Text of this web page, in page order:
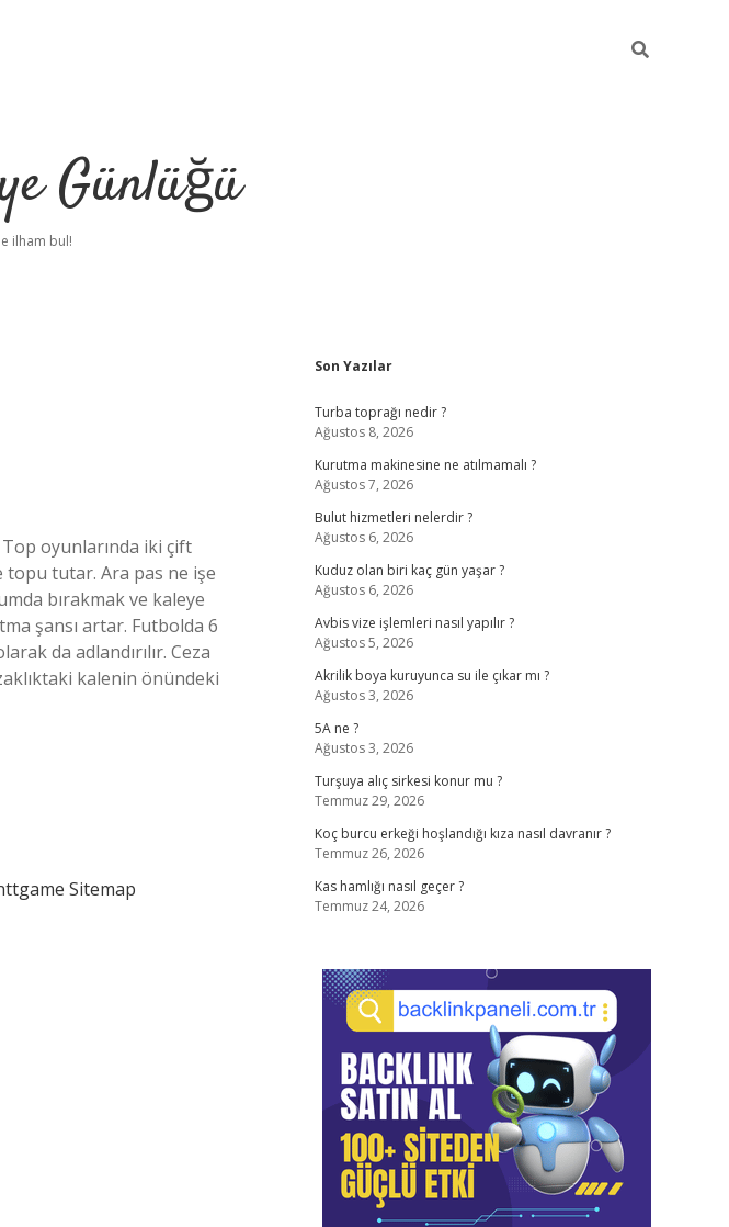
Günlüğü
ilham bul!
Top oyunlarında iki çift
topu tutar. Ara pas ne işe
bırakmak ve kaleye
şansı artar. Futbolda 6
da adlandırılır. Ceza
kalenin önündeki
Sitemap
Sidebar
Son Yazılar
Turba toprağı nedir ?
Ağustos 8, 2026
Kurutma makinesine ne atılmamalı ?
Ağustos 7, 2026
Bulut hizmetleri nelerdir ?
Ağustos 6, 2026
Kuduz olan biri kaç gün yaşar ?
Ağustos 6, 2026
Avbis vize işlemleri nasıl yapılır ?
Ağustos 5, 2026
Akrilik boya kuruyunca su ile çıkar mı ?
Ağustos 3, 2026
5A ne ?
Ağustos 3, 2026
Turşuya alıç sirkesi konur mu ?
Temmuz 29, 2026
Koç burcu erkeği hoşlandığı kıza nasıl davranır ?
Temmuz 26, 2026
Kas hamlığı nasıl geçer ?
Temmuz 24, 2026